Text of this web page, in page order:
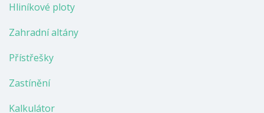
Hliníkové ploty
Zahradní altány
Přístřešky
Zastínění
Kalkulátor